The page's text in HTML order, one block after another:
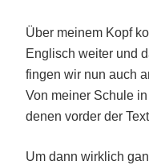
Über meinem Kopf
Englisch weiter und
fingen wir nun auch
Von meiner Schule
denen vorder der
Um dann wirklich